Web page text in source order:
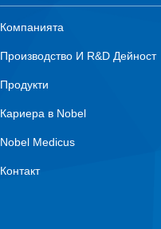
Компанията
Производство И R&D Дейност
Продукти
Кариера в Nobel
Nobel Medicus
Контакт